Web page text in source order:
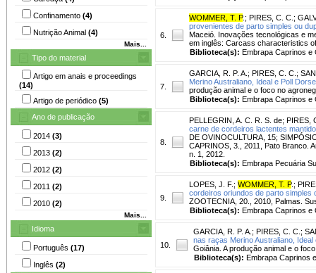
Confinamento (4)
Nutrição Animal (4)
Mais...
Tipo do material
Artigo em anais e proceedings
(14)
Artigo de periódico (5)
Ano de publicação
2014 (3)
2013 (2)
2012 (2)
2011 (2)
2010 (2)
Mais...
Idioma
Português (17)
Inglês (2)
6.
WOMMER, T. P. ; PIRES, C. C. ;
provenientes de parto simples ou
Maceió. Inovações tecnológicas e
em inglês: Carcass characteristics
Biblioteca(s): Embrapa Caprinos e
7.
GARCIA, R. P. A. ; PIRES, C. C. ;
Merino Australiano, Ideal e Poll
produção animal e o foco no
Biblioteca(s): Embrapa Caprinos e
8.
PELLEGRIN, A. C. R. S. de; PIRES,
carne de cordeiros lactentes
DE OVINOCULTURA, 15;
CAPRINOS, 3., 2011, Pato Branco.
n. 1, 2012.
Biblioteca(s): Embrapa Pecuária
9.
LOPES, J. F. ; WOMMER, T. P. ;
cordeiros oriundos de parto simples
ZOOTECNIA, 20., 2010, Palmas.
Biblioteca(s): Embrapa Caprinos e
10.
GARCIA, R. P. A. ; PIRES, C. C. ;
nas raças Merino Australiano, Ideal
Goiânia. A produção animal e o
Biblioteca(s): Embrapa Caprinos